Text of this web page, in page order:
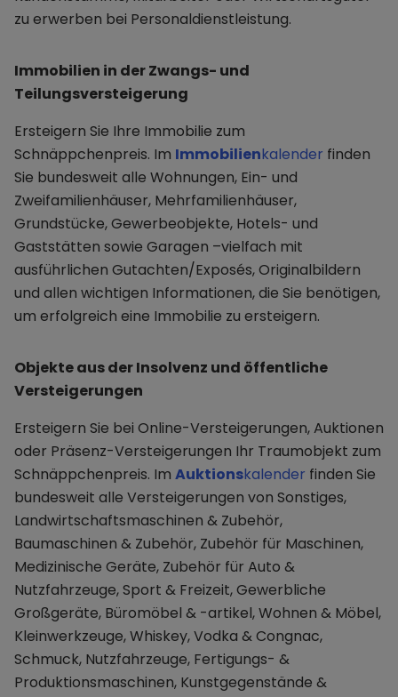
zu erwerben bei Personaldienstleistung.
Immobilien in der Zwangs- und
Teilungsversteigerung
Ersteigern Sie Ihre Immobilie zum
Schnäppchenpreis. Im Immobilienkalender finden
Sie bundesweit alle Wohnungen, Ein- und
Zweifamilienhäuser, Mehrfamilienhäuser,
Grundstücke, Gewerbeobjekte, Hotels- und
Gaststätten sowie Garagen –vielfach mit
ausführlichen Gutachten/Exposés, Originalbildern
und allen wichtigen Informationen, die Sie benötigen,
um erfolgreich eine Immobilie zu ersteigern.
Objekte aus der Insolvenz und öffentliche
Versteigerungen
Ersteigern Sie bei Online-Versteigerungen, Auktionen
oder Präsenz-Versteigerungen Ihr Traumobjekt zum
Schnäppchenpreis. Im Auktionskalender finden Sie
bundesweit alle Versteigerungen von Sonstiges,
Landwirtschaftsmaschinen & Zubehör,
Baumaschinen & Zubehör, Zubehör für Maschinen,
Medizinische Geräte, Zubehör für Auto &
Nutzfahrzeuge, Sport & Freizeit, Gewerbliche
Großgeräte, Büromöbel & -artikel, Wohnen & Möbel,
Kleinwerkzeuge, Whiskey, Vodka & Congnac,
Schmuck, Nutzfahrzeuge, Fertigungs- &
Produktionsmaschinen, Kunstgegenstände &